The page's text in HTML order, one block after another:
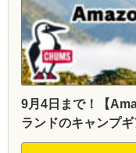
9月4日まで！【
ランドのキャンプギ